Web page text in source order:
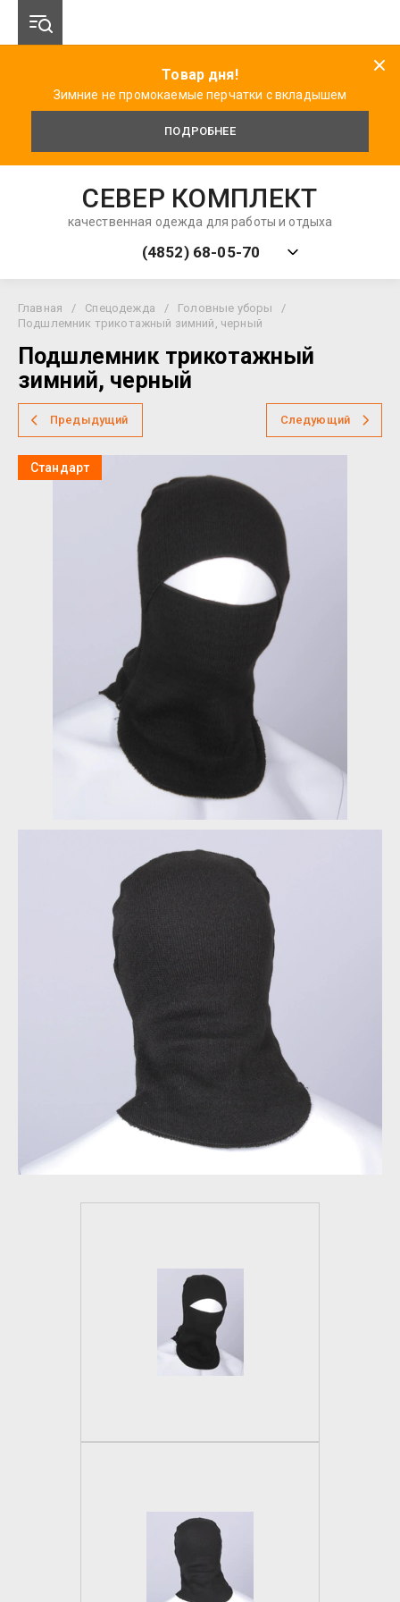
Товар дня!
Зимние не промокаемые перчатки с вкладышем
ПОДРОБНЕЕ
СЕВЕР КОМПЛЕКТ
качественная одежда для работы и отдыха
(4852) 68-05-70
Главная / Спецодежда / Головные уборы
/
Подшлемник трикотажный зимний, черный
Подшлемник трикотажный
зимний, черный
Предыдущий Следующий
Стандарт